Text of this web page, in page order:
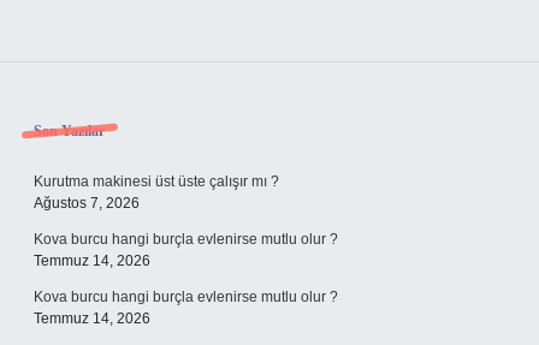
Sidebar
Son Yazılar
Kurutma makinesi üst üste çalışır mı ?
Ağustos 7, 2026
Kova burcu hangi burçla evlenirse mutlu olur ?
Temmuz 14, 2026
Kova burcu hangi burçla evlenirse mutlu olur ?
Temmuz 14, 2026